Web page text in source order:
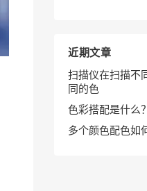
近期文章
扫描仪在扫描不
同的色
色彩搭配是什么？
多个颜色配色如